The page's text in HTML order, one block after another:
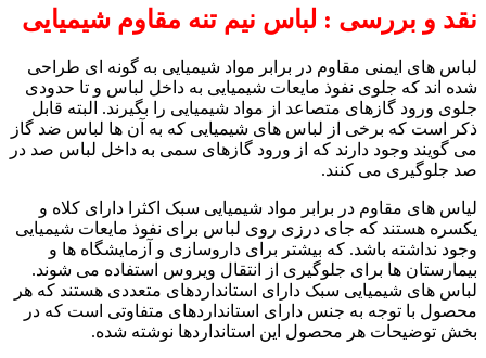
نقد و بررسی : لباس نیم تنه مقاوم شیمیایی
لباس های ایمنی مقاوم در برابر مواد شیمیایی به گونه ای طراحی
شده اند که جلوی نفوذ مایعات شیمیایی به داخل لباس و تا حدودی
جلوی ورود گازهای متصاعد از مواد شیمیایی را بگیرند. البته قابل
ذکر است که برخی از لباس های شیمیایی که به آن ها لباس ضد گاز
می گویند وجود دارند که از ورود گازهای سمی به داخل لباس صد در
صد جلوگیری می کنند.
لیاس های مقاوم در برابر مواد شیمیایی سبک اکثرا دارای کلاه و
یکسره هستند که جای درزی روی لباس برای نفوذ مایعات شیمیایی
وجود نداشته باشد. که بیشتر برای داروسازی و آزمایشگاه ها و
بیمارستان ها برای جلوگیری از انتقال ویروس استفاده می شوند.
لباس های شیمیایی سبک دارای استانداردهای متعددی هستند که هر
محصول با توجه به جنس دارای استانداردهای متفاوتی است که در
بخش توضیحات هر محصول این استانداردها نوشته شده.